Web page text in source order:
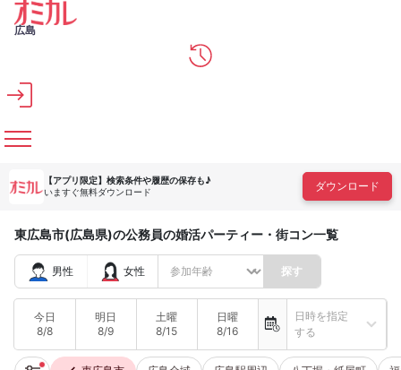
メインコンテンツへスキップ
広島
【アプリ限定】 検索条件や履歴の保存も♪
いますぐ無料ダウンロード
ダウンロード
東広島市(広島県)の公務員の婚活パーティー・街コン一覧
男性 女性 探す
今日
8/8
明日
8/9
土曜
8/15
日曜
8/16
日時を指定
する